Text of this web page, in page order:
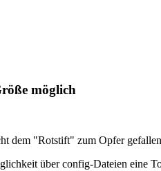
möglich
dem "Rotstift" zum Opfer
über config-Dateien eine